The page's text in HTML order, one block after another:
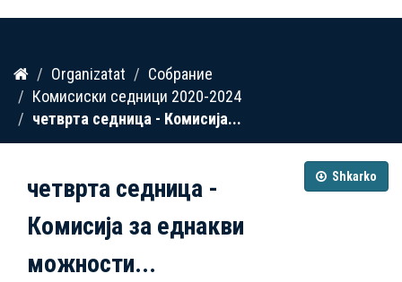
Kalo
përmbajtja
Organizatat
Собрание
Комисиски седници 2020-2024
четврта седница - Комисија...
Shkarko
четврта седница -
Комисија за еднакви
можности...